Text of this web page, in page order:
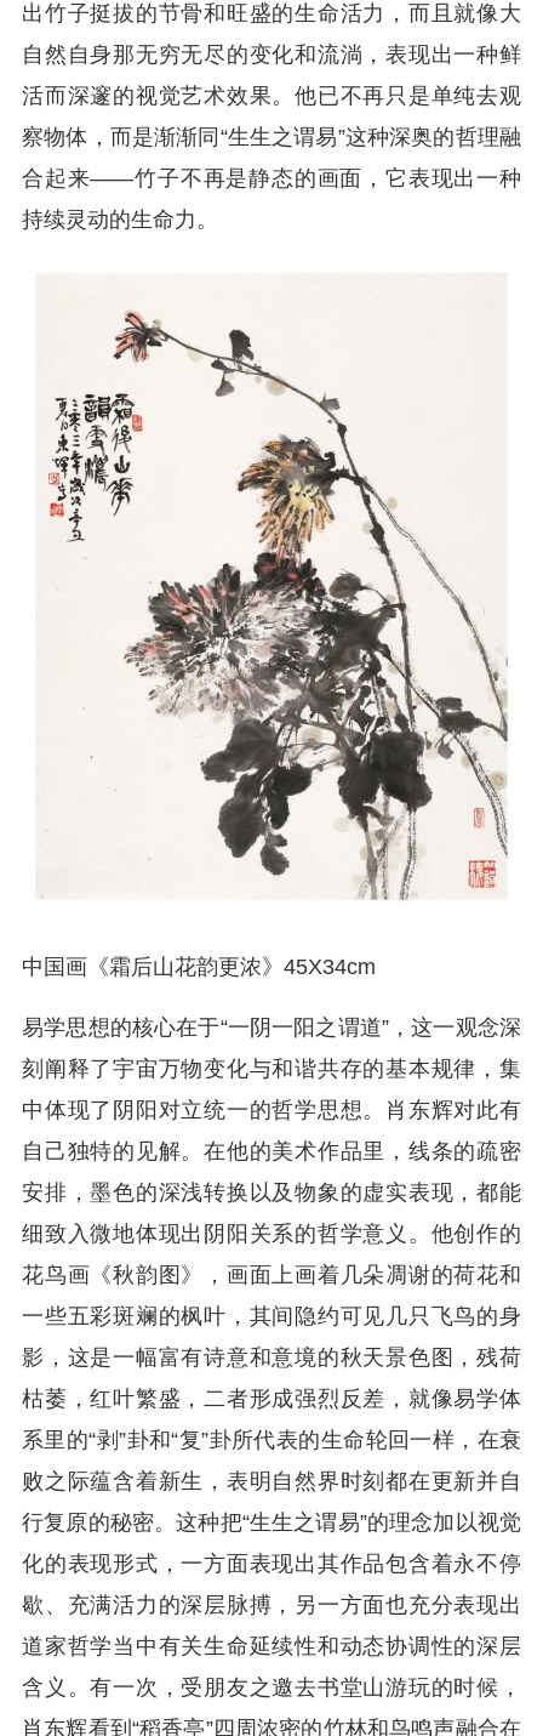
出竹子挺拔的节骨和旺盛的生命活力，而且就像大
自然自身那无穷无尽的变化和流淌，表现出一种鲜
活而深邃的视觉艺术效果。他已不再只是单纯去观
察物体，而是渐渐同“生生之谓易”这种深奥的哲理融
合起来——竹子不再是静态的画面，它表现出一种
持续灵动的生命力。
中国画《霜后山花韵更浓》45X34cm
易学思想的核心在于“一阴一阳之谓道”，这一观念深
刻阐释了宇宙万物变化与和谐共存的基本规律，集
中体现了阴阳对立统一的哲学思想。肖东辉对此有
自己独特的见解。在他的美术作品里，线条的疏密
安排，墨色的深浅转换以及物象的虚实表现，都能
细致入微地体现出阴阳关系的哲学意义。他创作的
花鸟画《秋韵图》，画面上画着几朵凋谢的荷花和
一些五彩斑斓的枫叶，其间隐约可见几只飞鸟的身
影，这是一幅富有诗意和意境的秋天景色图，残荷
枯萎，红叶繁盛，二者形成强烈反差，就像易学体
系里的“剥”卦和“复”卦所代表的生命轮回一样，在衰
败之际蕴含着新生，表明自然界时刻都在更新并自
行复原的秘密。这种把“生生之谓易”的理念加以视觉
化的表现形式，一方面表现出其作品包含着永不停
歇、充满活力的深层脉搏，另一方面也充分表现出
道家哲学当中有关生命延续性和动态协调性的深层
含义。有一次，受朋友之邀去书堂山游玩的时候，
肖东辉看到“稻香亭”四周浓密的竹林和鸟鸣声融合在